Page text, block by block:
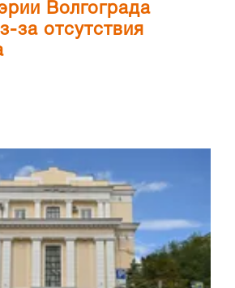
Волгограда
за отсутствия